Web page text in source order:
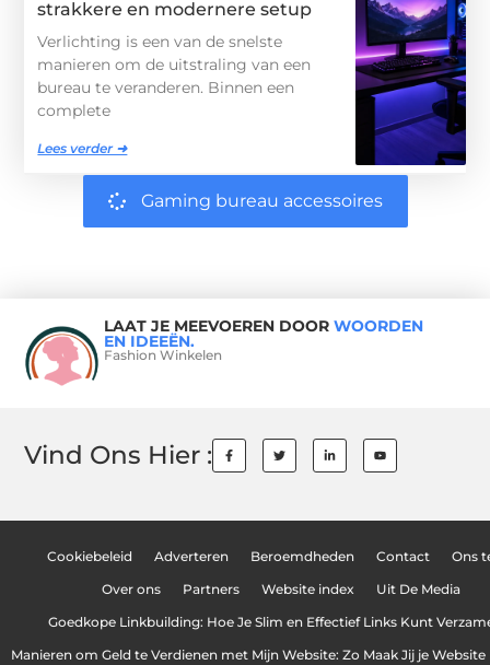
strakkere en modernere setup
Verlichting is een van de snelste
manieren om de uitstraling van een
bureau te veranderen. Binnen een
complete
Lees verder ➜
Gaming bureau accessoires
LAAT JE MEEVOEREN DOOR WOORDEN
EN IDEEËN.
Fashion Winkelen
Vind Ons Hier :
Cookiebeleid Adverteren Beroemdheden Contact Ons
Over ons Partners Website index Uit De Media
Goedkope Linkbuilding: Hoe Je Slim en Effectief Links Kunt
Manieren om Geld te Verdienen met Mijn Website: Zo Maak Jij je Website